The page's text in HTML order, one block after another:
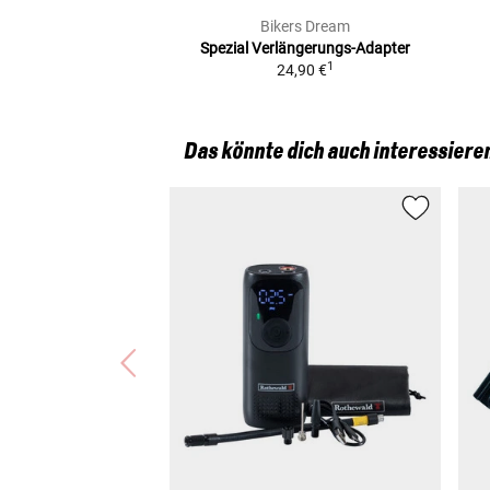
Bikers Dream
Spezial Verlängerungs-Adapter
24,90 €1
Das könnte dich auch